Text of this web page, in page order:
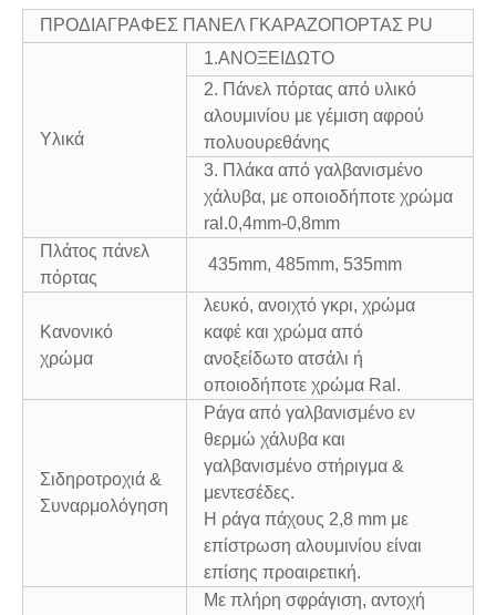
ΠΡΟΔΙΑΓΡΑΦΕΣ ΠΑΝΕΛ ΓΚΑΡΑΖΟΠΟΡΤΑΣ PU
Υλικά
1.ΑΝΟΞΕΙΔΩΤΟ
2. Πάνελ πόρτας από υλικό
αλουμινίου με γέμιση αφρού
πολυουρεθάνης
3. Πλάκα από γαλβανισμένο
χάλυβα, με οποιοδήποτε χρώμα
ral.0,4mm-0,8mm
Πλάτος πάνελ
πόρτας
435mm, 485mm, 535mm
Κανονικό
χρώμα
λευκό, ανοιχτό γκρι, χρώμα
καφέ και χρώμα από
ανοξείδωτο ατσάλι ή
οποιοδήποτε χρώμα Ral.
Σιδηροτροχιά &
Συναρμολόγηση
Ράγα από γαλβανισμένο εν
θερμώ χάλυβα και
γαλβανισμένο στήριγμα &
μεντεσέδες.
Η ράγα πάχους 2,8 mm με
επίστρωση αλουμινίου είναι
επίσης προαιρετική.
Με πλήρη σφράγιση, αντοχή